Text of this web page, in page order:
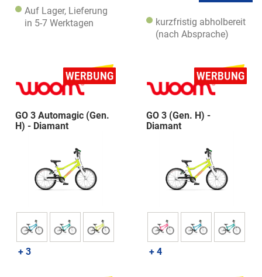
Auf Lager, Lieferung
in 5-7 Werktagen
kurzfristig abholbereit
(nach Absprache)
GO 3 Automagic (Gen.
H) - Diamant
+ 3
GO 3 (Gen. H) -
Diamant
+ 4